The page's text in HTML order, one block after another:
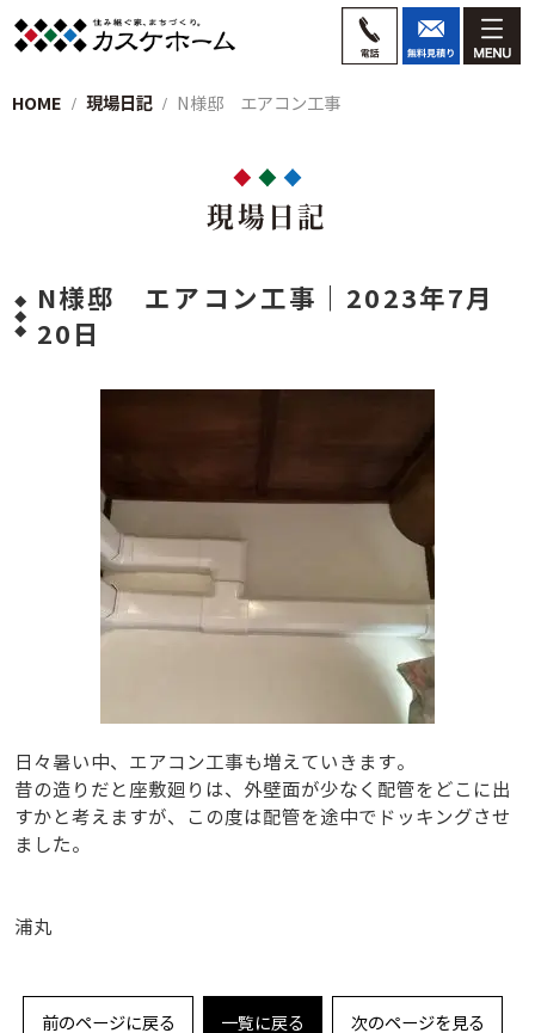
HOME 現場日記 N様邸 エアコン工事
現場日記
N様邸 エアコン工事｜2023年7月
20日
日々暑い中、エアコン工事も増えていきます。
昔の造りだと座敷廻りは、外壁面が少なく配管をどこに出
すかと考えますが、この度は配管を途中でドッキングさせ
ました。
浦丸
前のページに戻る 一覧に戻る 次のページを見る